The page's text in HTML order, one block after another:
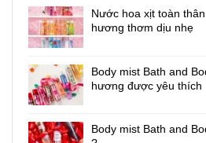
Nước hoa xịt toàn
hương thơm dịu nhẹ
Body mist Bath and
hương được yêu thích
Body mist Bath and